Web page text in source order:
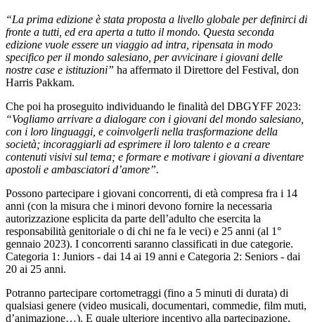
“La prima edizione è stata proposta a livello globale per definirci di
fronte a tutti, ed era aperta a tutto il mondo. Questa seconda
edizione vuole essere un viaggio ad intra, ripensata in modo
specifico per il mondo salesiano, per avvicinare i giovani delle
nostre case e istituzioni” ha affermato il Direttore del Festival, don
Harris Pakkam.
Che poi ha proseguito individuando le finalità del DBGYFF 2023:
“Vogliamo arrivare a dialogare con i giovani del mondo salesiano,
con i loro linguaggi, e coinvolgerli nella trasformazione della
società; incoraggiarli ad esprimere il loro talento e a creare
contenuti visivi sul tema; e formare e motivare i giovani a diventare
apostoli e ambasciatori d’amore”.
Possono partecipare i giovani concorrenti, di età compresa fra i 14
anni (con la misura che i minori devono fornire la necessaria
autorizzazione esplicita da parte dell’adulto che esercita la
responsabilità genitoriale o di chi ne fa le veci) e 25 anni (al 1°
gennaio 2023). I concorrenti saranno classificati in due categorie.
Categoria 1: Juniors - dai 14 ai 19 anni e Categoria 2: Seniors - dai
20 ai 25 anni.
Potranno partecipare cortometraggi (fino a 5 minuti di durata) di
qualsiasi genere (video musicali, documentari, commedie, film muti,
d’animazione…). E quale ulteriore incentivo alla partecipazione,